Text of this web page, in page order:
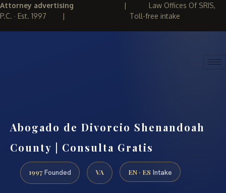
Attorney advertising | Law Offices Of SRIS,
P.C. · Est. 1997 | Toll-free intake
Abogado de Divorcio Shenandoah
County | Consulta Gratis
1997 Founded VA EN · ES Intake